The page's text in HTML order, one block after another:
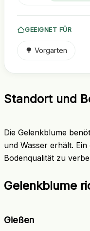
GEEIGNET FÜR
🌳 Vorgarten
Standort und
Die Gelenkblume
und Wasser erhält.
Bodenqualität zu
Gelenkblume
Gießen